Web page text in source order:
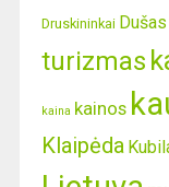
Druskininkai Dušas
turizmas
kaina kainos
Klaipėda